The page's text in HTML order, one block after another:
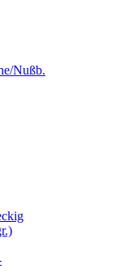
Nußb.